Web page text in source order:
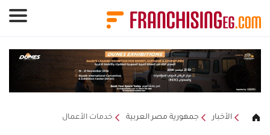
الأخبار جمهورية مصر العربية خدمات الأعمال
لوحة إدارة ملفات تعريف الارتباط